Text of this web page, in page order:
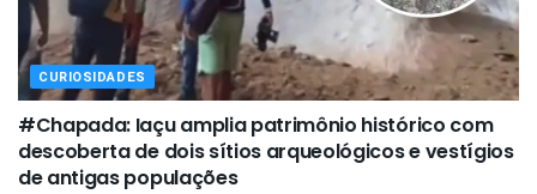
CURIOSIDADES
#Chapada: Iaçu amplia patrimônio histórico com
descoberta de dois sítios arqueológicos e vestígios
de antigas populações